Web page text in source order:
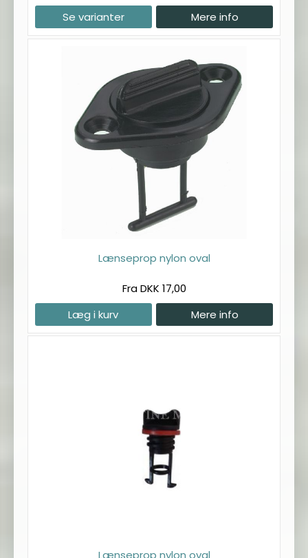
Se varianter
Mere info
Lænseprop nylon oval
Fra DKK 17,00
Læg i kurv
Mere info